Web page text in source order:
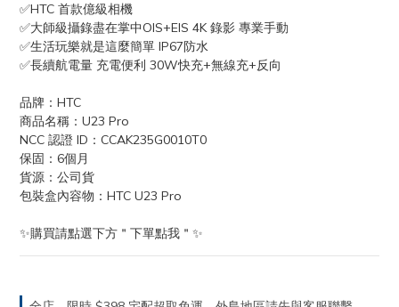
✅HTC 首款億級相機
✅大師級攝錄盡在掌中OIS+EIS 4K 錄影 專業手動
✅生活玩樂就是這麼簡單 IP67防水
✅長續航電量 充電便利 30W快充+無線充+反向
品牌：HTC
商品名稱：U23 Pro
NCC 認證 ID：CCAK235G0010T0
保固：6個月
貨源：公司貨
包裝盒內容物：HTC U23 Pro
✨購買請點選下方＂下單點我＂✨